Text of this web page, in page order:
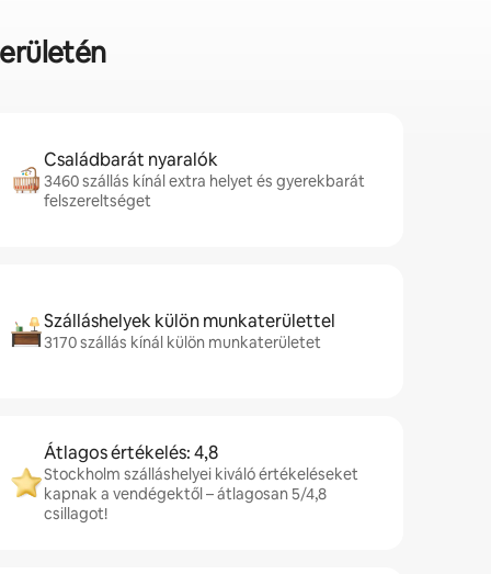
Családbarát nyaralók
3460 szállás kínál extra helyet és gyerekbarát
felszereltséget
Szálláshelyek külön munkaterülettel
3170 szállás kínál külön munkaterületet
Átlagos értékelés: 4,8
Stockholm szálláshelyei kiváló értékeléseket
kapnak a vendégektől – átlagosan 5/4,8
csillagot!